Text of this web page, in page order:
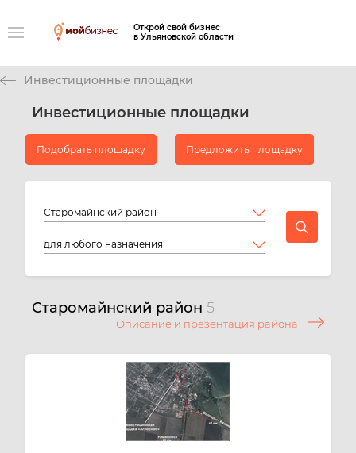
Открой свой бизнес
в Ульяновской области
Инвестиционные площадки
Инвестиционные площадки
Подобрать площадку Предложить площадку
Старомайнский район 5
Описание и презентация района